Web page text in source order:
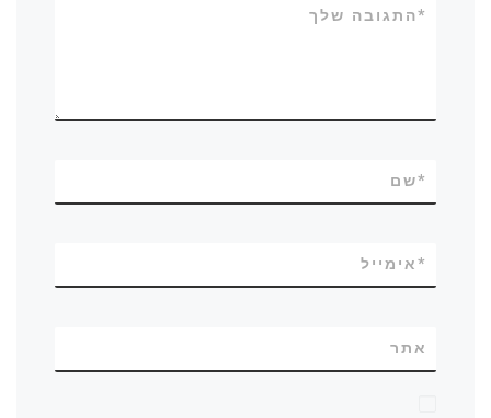
התגובה שלך*
שם*
אימייל*
אתר